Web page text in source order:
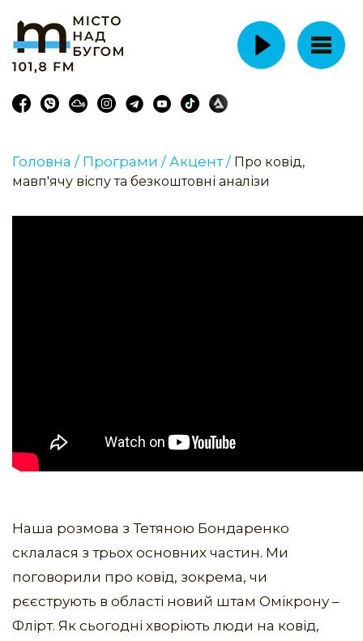
Головна / Програми / Акцент / Про ковід,
мавп'ячу віспу та безкоштовні аналізи
Наша розмова з Тетяною Бондаренко
склалася з трьох основних частин. Ми
поговорили про ковід, зокрема, чи
рєєструють в області новий штам Омікрону –
Флірт. Як сьогодні хворіють люди на ковід,